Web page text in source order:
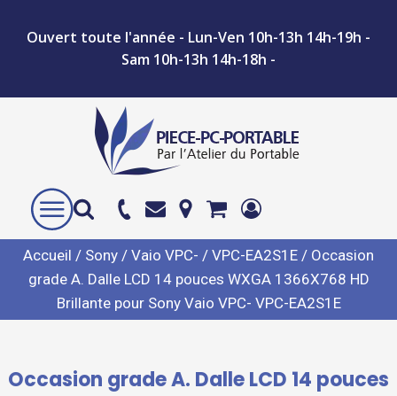
Ouvert toute l'année - Lun-Ven 10h-13h 14h-19h -
Sam 10h-13h 14h-18h -
Accueil / Sony / Vaio VPC- / VPC-EA2S1E / Occasion
grade A. Dalle LCD 14 pouces WXGA 1366X768 HD
Brillante pour Sony Vaio VPC- VPC-EA2S1E
Occasion grade A. Dalle LCD 14 pouces